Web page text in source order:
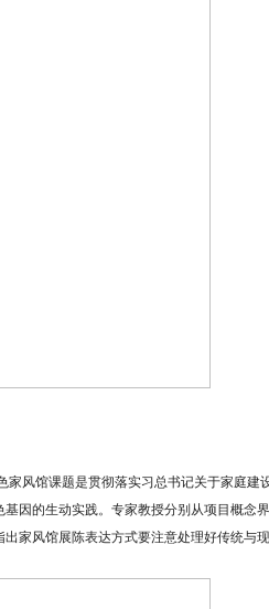
风馆课题是贯彻落实习总书记关于家庭建
因的生动实践。专家教授分别从项目概念
家风馆展陈表达方式要注意处理好传统与